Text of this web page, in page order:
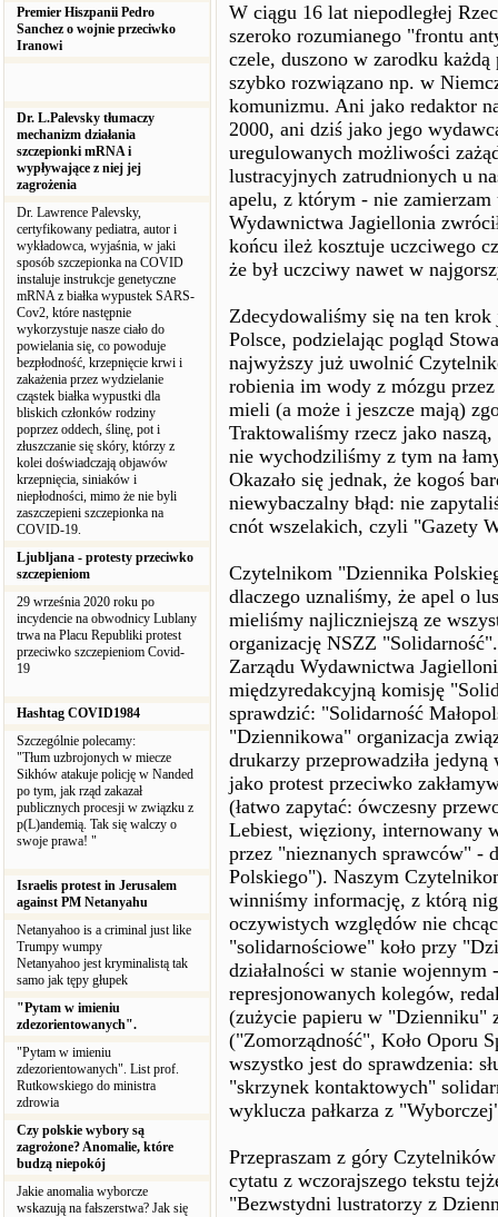
Premier Hiszpanii Pedro
Sanchez o wojnie przeciwko
Iranowi
Dr. L.Palevsky tłumaczy
mechanizm działania
szczepionki mRNA i
wypływające z niej jej
zagrożenia
Dr. Lawrence Palevsky,
certyfikowany pediatra, autor i
wykładowca, wyjaśnia, w jaki
sposób szczepionka na COVID
instaluje instrukcje genetyczne
mRNA z białka wypustek SARS-
Cov2, które następnie
wykorzystuje nasze ciało do
powielania się, co powoduje
bezpłodność, krzepnięcie krwi i
zakażenia przez wydzielanie
cząstek białka wypustki dla
bliskich członków rodziny
poprzez oddech, ślinę, pot i
złuszczanie się skóry, którzy z
kolei doświadczają objawów
krzepnięcia, siniaków i
niepłodności, mimo że nie byli
zaszczepieni szczepionka na
COVID-19.
Ljubljana - protesty przeciwko
szczepieniom
29 września 2020 roku po
incydencie na obwodnicy Lublany
trwa na Placu Republiki protest
przeciwko szczepieniom Covid-
19
Hashtag COVID1984
Szczególnie polecamy:
"Tłum uzbrojonych w miecze
Sikhów atakuje policję w Nanded
po tym, jak rząd zakazał
publicznych procesji w związku z
p(L)andemią. Tak się walczy o
swoje prawa! "
Israelis protest in Jerusalem
against PM Netanyahu
Netanyahoo is a criminal just like
Trumpy wumpy
Netanyahoo jest kryminalistą tak
samo jak tępy głupek
"Pytam w imieniu
zdezorientowanych".
"Pytam w imieniu
zdezorientowanych". List prof.
Rutkowskiego do ministra
zdrowia
Czy polskie wybory są
zagrożone? Anomalie, które
budzą niepokój
Jakie anomalia wyborcze
wskazują na fałszerstwa? Jak się
W ciągu 16 lat niepodległej
szeroko rozumianego "frontu
czele, duszono w zarodku
szybko rozwiązano np. w
komunizmu. Ani jako redaktor
2000, ani dziś jako jego
uregulowanych możliwości
lustracyjnych zatrudnionych u
apelu, z którym - nie
Wydawnictwa Jagiellonia
końcu ileż kosztuje uczciwego
że był uczciwy nawet w
Zdecydowaliśmy się na ten
Polsce, podzielając pogląd
najwyższy już uwolnić
robienia im wody z mózgu
mieli (a może i jeszcze mają)
Traktowaliśmy rzecz jako
nie wychodziliśmy z tym na
Okazało się jednak, że kogoś
niewybaczalny błąd: nie
cnót wszelakich, czyli "Gazety
Czytelnikom "Dziennika
dlaczego uznaliśmy, że apel o
mieliśmy najliczniejszą ze
organizację NSZZ
Zarządu Wydawnictwa
międzyredakcyjną komisję
sprawdzić: "Solidarność
"Dziennikowa" organizacja
drukarzy przeprowadziła
jako protest przeciwko
(łatwo zapytać: ówczesny
Lebiest, więziony, internowany
przez "nieznanych sprawców" -
Polskiego"). Naszym
winniśmy informację, z którą
oczywistych względów nie
"solidarnościowe" koło przy
działalności w stanie
represjonowanych kolegów,
(zużycie papieru w "Dzienniku"
("Zomorządność", Koło Oporu
wszystko jest do sprawdzenia:
"skrzynek kontaktowych"
wyklucza pałkarza z
Przepraszam z góry
cytatu z wczorajszego tekstu
"Bezwstydni lustratorzy z